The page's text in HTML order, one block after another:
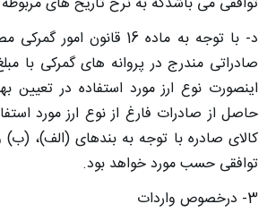
صادراتی مندرج در پروانه های گمرکی با
اینصورت نوع ارز مورد استفاده در تعیین
حاصل از صادرات فارغ از نوع ارز مورد
کالای صادره با توجه به بندهای (الف)،
توافقی حسب مورد خواهد بود.
3- درخصوص واردات